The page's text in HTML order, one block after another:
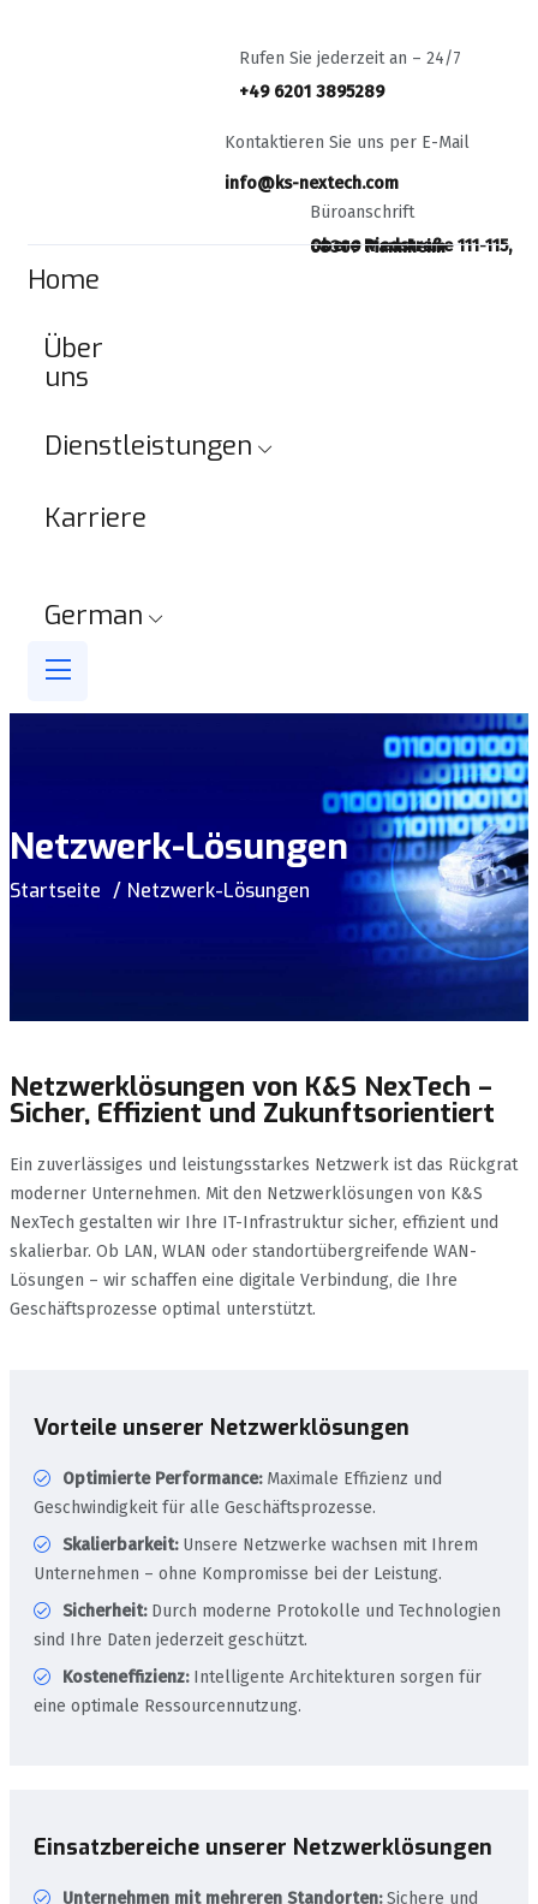
Rufen Sie jederzeit an – 24/7
+49 6201 3895289
Kontaktieren Sie uns per E-Mail
info@ks-nextech.com
Büroanschrift
Obere Riedstraße 111-115, 68309 Mannheim
Home
Über
uns
Dienstleistungen
Karriere
German
Netzwerk-Lösungen
Startseite Netzwerk-Lösungen
Netzwerklösungen von K&S NexTech –
Sicher, Effizient und Zukunftsorientiert
Ein zuverlässiges und leistungsstarkes Netzwerk ist das Rückgrat
moderner Unternehmen. Mit den Netzwerklösungen von K&S
NexTech gestalten wir Ihre IT-Infrastruktur sicher, effizient und
skalierbar. Ob LAN, WLAN oder standortübergreifende WAN-
Lösungen – wir schaffen eine digitale Verbindung, die Ihre
Geschäftsprozesse optimal unterstützt.
Vorteile unserer Netzwerklösungen
Optimierte Performance:Maximale Effizienz und
Geschwindigkeit für alle Geschäftsprozesse.
Skalierbarkeit:Unsere Netzwerke wachsen mit Ihrem
Unternehmen – ohne Kompromisse bei der Leistung.
Sicherheit:Durch moderne Protokolle und Technologien
sind Ihre Daten jederzeit geschützt.
Kosteneffizienz:Intelligente Architekturen sorgen für
eine optimale Ressourcennutzung.
Einsatzbereiche unserer Netzwerklösungen
Unternehmen mit mehreren Standorten:Sichere und